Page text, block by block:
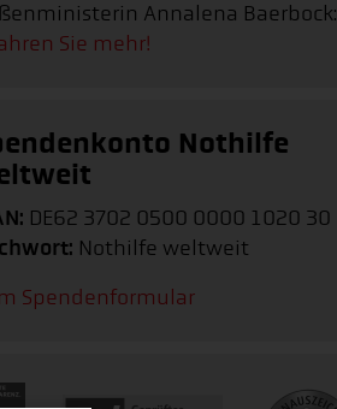
Annalena Baerbock:
Sie mehr!
Nothilfe
DE62 3702 0500 0000 1020 30
Nothilfe weltweit
Spendenformular